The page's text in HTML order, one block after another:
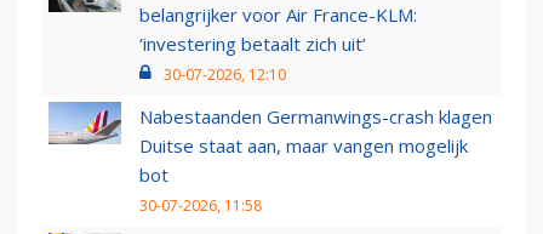
belangrijker voor Air France-KLM:
‘investering betaalt zich uit’
30-07-2026, 12:10
Nabestaanden Germanwings-crash klagen
Duitse staat aan, maar vangen mogelijk
bot
30-07-2026, 11:58